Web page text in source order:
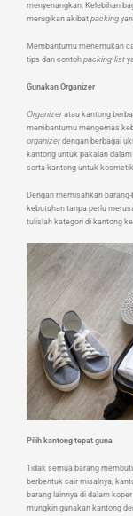
menyenangkan. Kelebihan
merugikan akibat packing
Membantumu menemukan
tips dan contoh packing list
Gunakan Organizer
Organizer atau kantong
membantumu mengemas
organizer dengan berbagai
kantong untuk pakaian
serta kantong untuk
Dengan memisahkan
kebutuhan tanpa perlu
tulislah kategori di kantong
Pilih kantong tepat guna
Tidak semua barang
berbentuk cair misalnya,
barang lainnya di dalam
mungkin gunakan kantong